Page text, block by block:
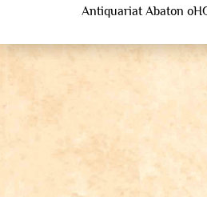
Antiquariat Abaton